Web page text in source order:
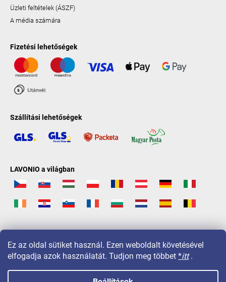
Ez az oldal sütiket használ. Ezen weboldalt követésével
elfogadja azok használatát. Tudjon meg többet *itt.
Üzleti feltételek (ÁSZF)
A média számára
Fizetési lehetőségek
Szállítási lehetőségek
LAVONIO a világban